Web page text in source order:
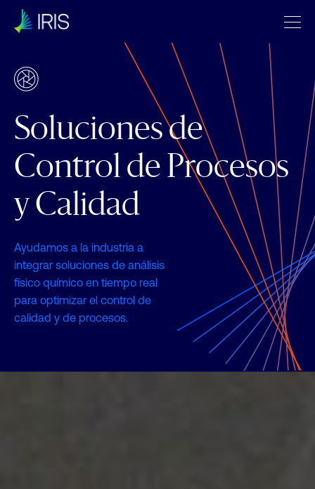
Soluciones de
Control de Procesos
y Calidad
Ayudamos a la industria a
integrar soluciones de análisis
físico químico en tiempo real
para optimizar el control de
calidad y de procesos.